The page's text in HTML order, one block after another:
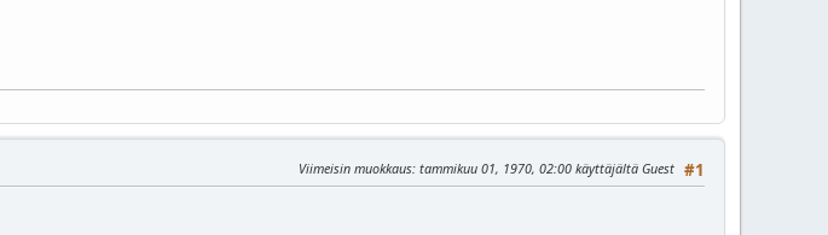
#1
Viimeisin muokkaus: tammikuu 01, 1970, 02:00 käyttäjältä Guest